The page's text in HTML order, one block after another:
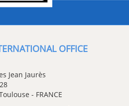
OFFICE
Jean Jaurès
- FRANCE